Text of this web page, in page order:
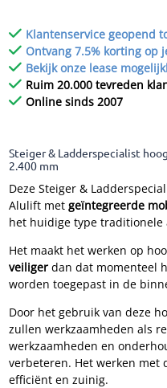
Klantenservice geopend
Ontvang 7.5% korting op
Bekijk onze lease
Ruim 20.000 tevreden
Online sinds 2007
Steiger & Ladderspecialist
2.400 mm
Deze Steiger &
Alulift met geïntegreerde
het huidige type
Het maakt het werken op
veiligerdan dat momenteel
worden toegepast in de
Door het gebruik van deze
zullen werkzaamheden als
werkzaamheden en
verbeteren. Het werken met
efficiënt en zuinig.